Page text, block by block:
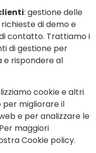
: gestione delle
di demo e
contatto. Trattiamo i
di gestione per
e rispondere al
cookie e altri
migliorare il
e per analizzare le
maggiori
Cookie policy.